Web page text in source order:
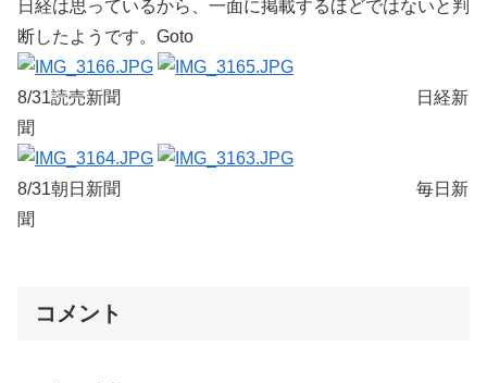
日経は思っているから、一面に掲載するほどではないと判
断したようです。Goto
8/31読売新聞 日経新
聞
8/31朝日新聞 毎日新
聞
コメント